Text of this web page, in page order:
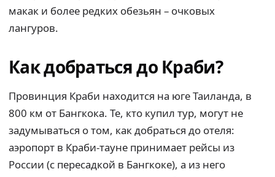
макак и более редких обезьян – очковых
лангуров.
Как добраться до Краби?
Провинция Краби находится на юге Таиланда, в
800 км от Бангкока. Те, кто купил тур, могут не
задумываться о том, как добраться до отеля:
аэропорт в Краби-тауне принимает рейсы из
России (с пересадкой в Бангкоке), а из него